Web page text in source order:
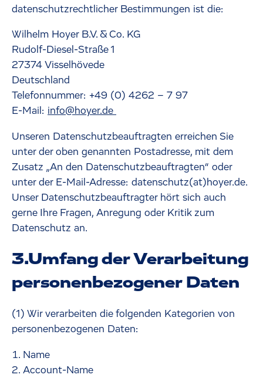
datenschutzrechtlicher Bestimmungen ist die:
Wilhelm Hoyer B.V. & Co. KG
Rudolf-Diesel-Straße 1
27374 Visselhövede
Deutschland
Telefonnummer: +49 (0) 4262 – 7 97
E-Mail: info@hoyer.de
Unseren Datenschutzbeauftragten erreichen Sie
unter der oben genannten Postadresse, mit dem
Zusatz „An den Datenschutzbeauftragten“ oder
unter der E-Mail-Adresse: datenschutz(at)hoyer.de.
Unser Datenschutzbeauftragter hört sich auch
gerne Ihre Fragen, Anregung oder Kritik zum
Datenschutz an.
3.Umfang der Verarbeitung
personenbezogener Daten
(1) Wir verarbeiten die folgenden Kategorien von
personenbezogenen Daten:
Name
Account-Name